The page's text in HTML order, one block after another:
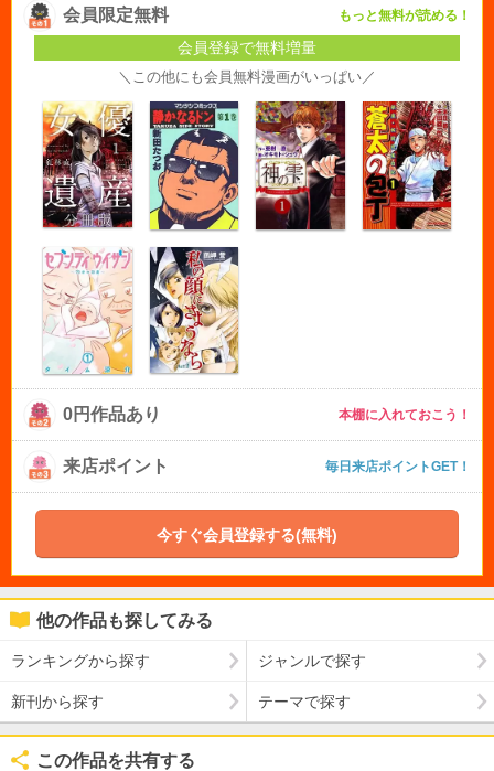
会員限定無料 もっと無料が読める！
会員登録で無料増量
＼この他にも会員無料漫画がいっぱい／
0円作品あり 本棚に入れておこう！
来店ポイント 毎日来店ポイントGET！
今すぐ会員登録する(無料)
他の作品も探してみる
ランキングから探す ジャンルで探す
新刊から探す テーマで探す
この作品を共有する